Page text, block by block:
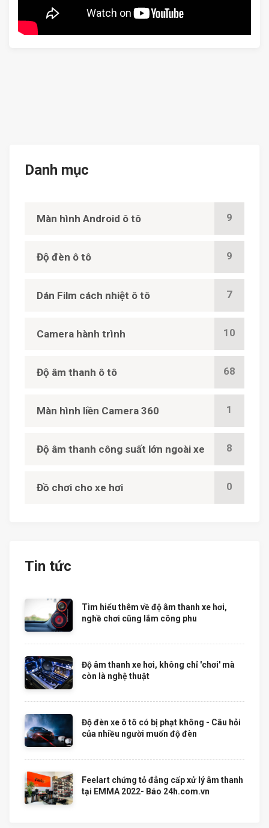
Danh mục
Màn hình Android ô tô 9
Độ đèn ô tô 9
Dán Film cách nhiệt ô tô 7
Camera hành trình 10
Độ âm thanh ô tô 68
Màn hình liền Camera 360 1
Độ âm thanh công suất lớn ngoài xe 8
Đồ chơi cho xe hơi 0
Tin tức
Tìm hiểu thêm về độ âm thanh xe hơi,
nghề chơi cũng lắm công phu
Độ âm thanh xe hơi, không chỉ 'chơi' mà
còn là nghệ thuật
Độ đèn xe ô tô có bị phạt không - Câu hỏi
của nhiều người muốn độ đèn
Feelart chứng tỏ đẳng cấp xử lý âm thanh
tại EMMA 2022- Báo 24h.com.vn